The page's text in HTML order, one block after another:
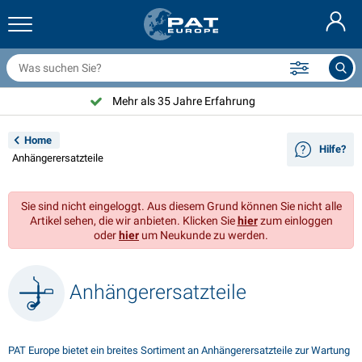
& Zubehör
Beleuchtung Aspöck
Beleuchtung Radex
LED
Innenraum
& Solarartikel
& 24V Zubehör
Ganz- & Halbgaragen
& Wohnmobil außenbereich
& Wohnmobil innenbereich
zubehör
zubehör
zubehör
und Beschläge
Pflege
und Zubehör
& Feuer-Löschdecken
Freien
Produkten
Nederlands
English
Français
Svenska
Dansk
Mehr als 35 Jahre Erfahrung
Home
Anhängerersatzteile
Hilfe?
Sie sind nicht eingeloggt. Aus diesem Grund können Sie nicht alle
Artikel sehen, die wir anbieten. Klicken Siehierzum einloggen
oderhier um Neukunde zu werden.
Anhängerersatzteile
PAT Europe bietet ein breites Sortiment an Anhängerersatzteile zur Wartung